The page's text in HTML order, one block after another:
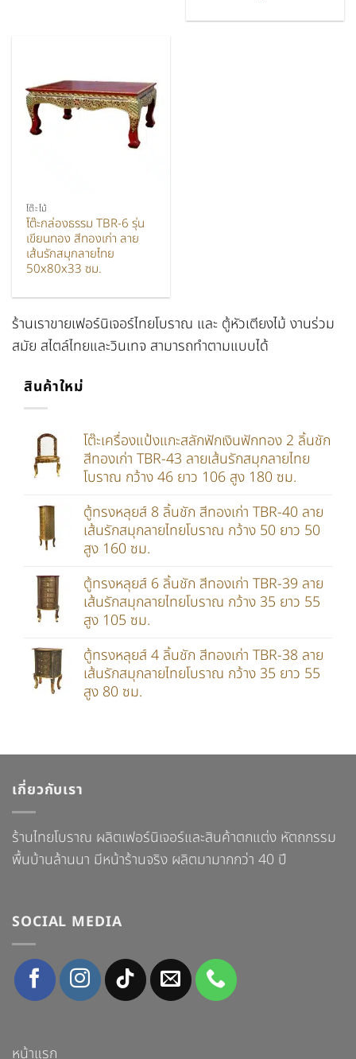
โต๊ะไม้
โต๊ะกล่องธรรม TBR-6 รุ่น
เขียนทอง สีทองเก่า ลาย
เส้นรักสมุกลายไทย
50x80x33 ซม.
ร้านเราขายเฟอร์นิเจอร์ไทยโบราณ และ ตู้หัวเตียงไม้ งานร่วม
สมัย สไตล์ไทยและวินเทจ สามารถทำตามแบบได้
สินค้าใหม่
โต๊ะเครื่องแป้งแกะสลักฟักเงินฟักทอง 2 ลิ้นชัก
สีทองเก่า TBR-43 ลายเส้นรักสมุกลายไทย
โบราณ กว้าง 46 ยาว 106 สูง 180 ซม.
ตู้ทรงหลุยส์ 8 ลิ้นชัก สีทองเก่า TBR-40 ลาย
เส้นรักสมุกลายไทยโบราณ กว้าง 50 ยาว 50
สูง 160 ซม.
ตู้ทรงหลุยส์ 6 ลิ้นชัก สีทองเก่า TBR-39 ลาย
เส้นรักสมุกลายไทยโบราณ กว้าง 35 ยาว 55
สูง 105 ซม.
ตู้ทรงหลุยส์ 4 ลิ้นชัก สีทองเก่า TBR-38 ลาย
เส้นรักสมุกลายไทยโบราณ กว้าง 35 ยาว 55
สูง 80 ซม.
เกี่ยวกับเรา
ร้านไทยโบราณ ผลิตเฟอร์นิเจอร์และสินค้าตกแต่ง หัตถกรรม
พื้นบ้านล้านนา มีหน้าร้านจริง ผลิตมามากกว่า 40 ปี
SOCIAL MEDIA
หน้าแรก